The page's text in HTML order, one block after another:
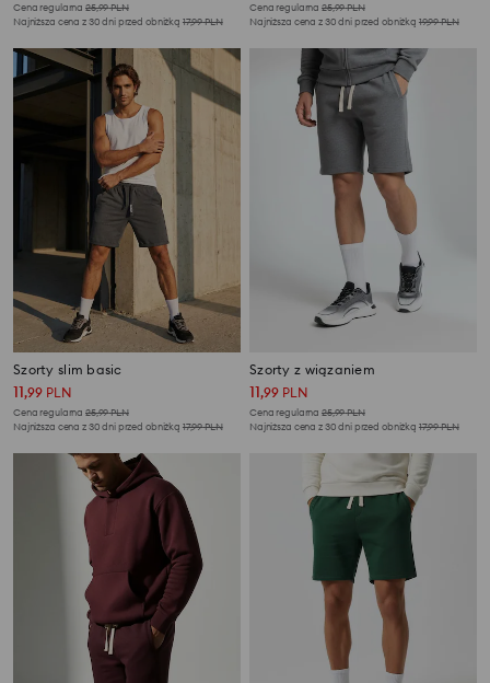
Cena regularna 25,99PLN
Najniższa cena z 30 dni przed obniżką 17,99PLN
Cena regularna 25,99PLN
Najniższa cena z 30 dni przed obniżką 19,99PLN
Szorty slim basic
11,99 PLN
Cena regularna 25,99PLN
Najniższa cena z 30 dni przed obniżką 17,99PLN
Szorty z wiązaniem
11,99 PLN
Cena regularna 25,99PLN
Najniższa cena z 30 dni przed obniżką 17,99PLN